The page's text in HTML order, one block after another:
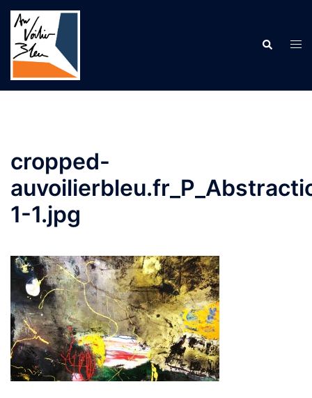
Aller
contenu
cropped-
1-1.jpg